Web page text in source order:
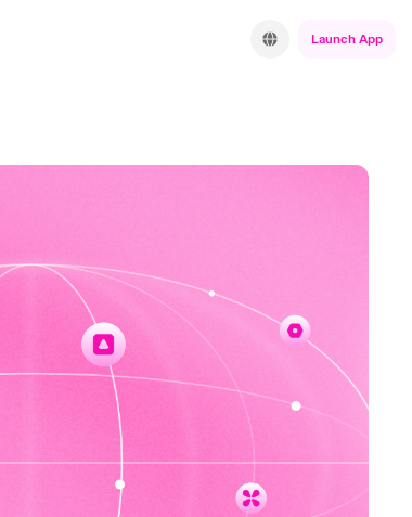
Launch App